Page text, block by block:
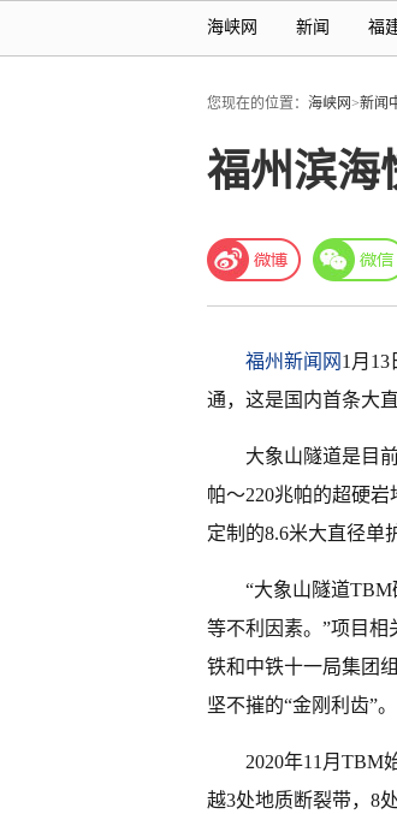
海峡网 新闻 福
您现在的位置： 海峡网>新闻
福州滨海
福州新闻网 1月13
通，这是国内首条大
大象山隧道是目
帕～220兆帕的超硬
定制的8.6米大直径单
“大象山隧道
等不利因素。”项目
铁和中铁十一局集团
坚不摧的“金刚利齿”。
2020年11月TBM
越3处地质断裂带，8